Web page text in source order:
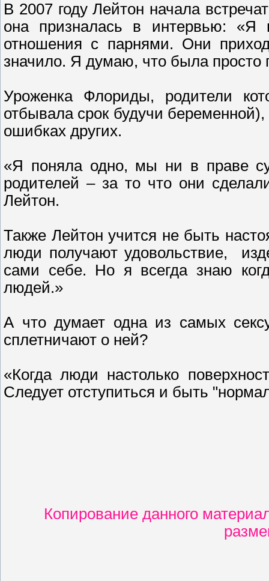
В 2007 году Лейтон начала
она призналась в интервью: «Я
отношения с парнями. Они
значило. Я думаю, что была
Уроженка Флориды, родители
отбывала срок будучи
ошибках других.
«Я поняла одно, мы ни в праве
родителей – за то что они
Лейтон.
Также Лейтон учится не быть
люди получают удовольствие,
сами себе. Но я всегда знаю
людей.»
А что думает одна из самых
сплетничают о ней?
«Когда люди настолько
Следует отступиться и быть
Копирование данного